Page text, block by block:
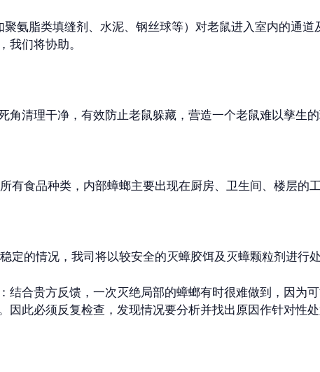
氨脂类填缝剂、水泥、钢丝球等）对老鼠进入室内的通
我们将协助。
角清理干净，有效防止老鼠躲藏，营造一个老鼠难以孳生的
食品种类，内部蟑螂主要出现在厨房、卫生间、楼层的
的情况，我司将以较安全的灭蟑胶饵及灭蟑颗粒剂进行
结合贵方反馈，一次灭绝局部的蟑螂有时很难做到，因为
因此必须反复检查，发现情况要分析并找出原因作针对性